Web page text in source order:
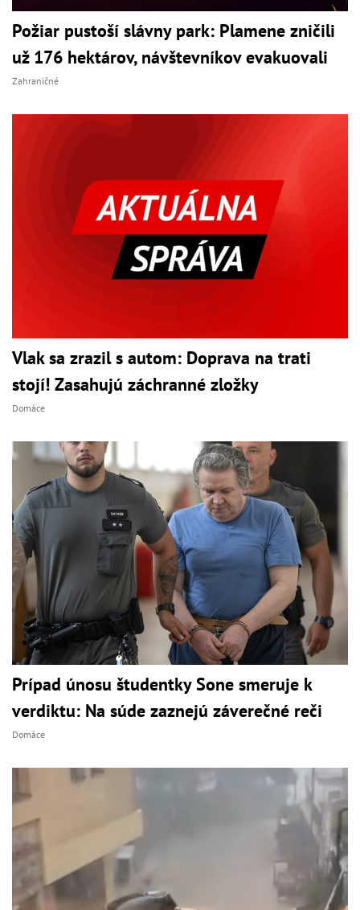
Požiar pustoší slávny park: Plamene zničili
už 176 hektárov, návštevníkov evakuovali
Zahraničné
Vlak sa zrazil s autom: Doprava na trati
stojí! Zasahujú záchranné zložky
Domáce
Prípad únosu študentky Sone smeruje k
verdiktu: Na súde zaznejú záverečné reči
Domáce